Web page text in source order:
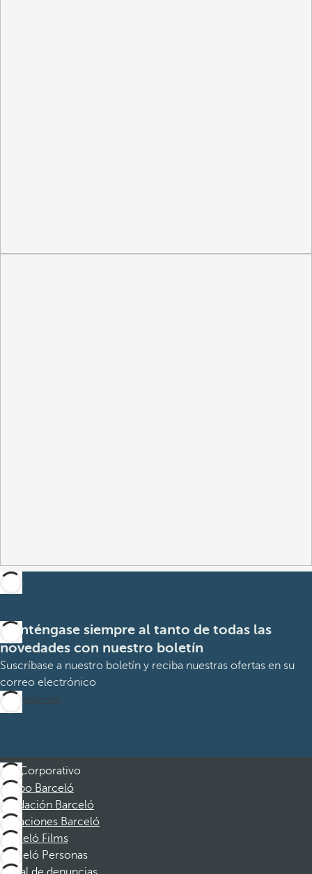
Manténgase siempre al tanto de todas las
novedades con nuestro boletín
Suscríbase a nuestro boletín y reciba nuestras ofertas en su
correo electrónico
Suscribirme
Corporativo
Grupo Barceló
Fundación Barceló
Vacaciones Barceló
Barceló Films
Barceló Personas